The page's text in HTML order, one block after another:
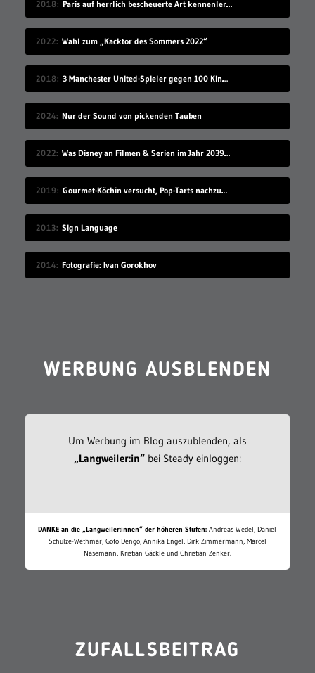
2018 Paris auf herrlich bescheuerte Art kennenlernen
2022 Wahl zum „Kacktor des Sommers 2022“
2018 3 Manchester United-Spieler gegen 100 Kinder
2024 Nur der Sound von pickenden Tauben
2022 Was Disney an Filmen & Serien im Jahr 2039 vorstellen wird…
2019 Gourmet-Köchin versucht, Pop-Tarts nachzumachen
2013 Sign Language
2014 Fotografie: Ivan Gorokhov
WERBUNG AUSBLENDEN
Um Werbung im Blog auszublenden, als
„Langweiler:in“bei Steady einloggen:
DANKE an die „Langweiler:innen“ der höheren Stufen: Andreas Wedel, Daniel
Schulze-Wethmar, Goto Dengo, Annika Engel, Dirk Zimmermann, Marcel
Nasemann, Kristian Gäckle und Christian Zenker.
ZUFALLSBEITRAG